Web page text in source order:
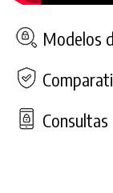
Modelos
Consultas